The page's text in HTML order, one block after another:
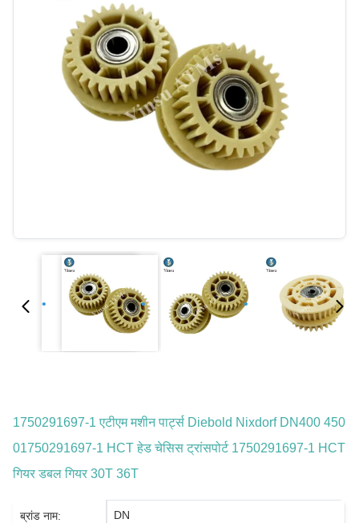
1750291697-1 एटीएम मशीन पार्ट्स Diebold Nixdorf DN400 450
01750291697-1 HCT हेड चेसिस ट्रांसपोर्ट 1750291697-1 HCT
गियर डबल गियर 30T 36T
ब्रांड नाम: DN